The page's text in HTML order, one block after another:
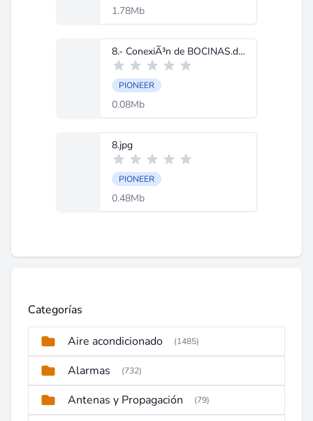
1.78Mb
8.- ConexiÃ³n de BOCINAS.doc
PIONEER
0.08Mb
8.jpg
PIONEER
0.48Mb
Categorías
Aire acondicionado (1485)
Alarmas (732)
Antenas y Propagación (79)